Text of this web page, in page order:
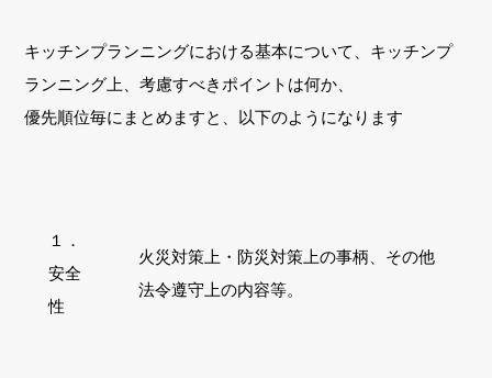
キッチンプランニングにおける基本について、キッチンプ
ランニング上、考慮すべきポイントは何か、
優先順位毎にまとめますと、以下のようになります
１．
安全
性
火災対策上・防災対策上の事柄、その他
法令遵守上の内容等。